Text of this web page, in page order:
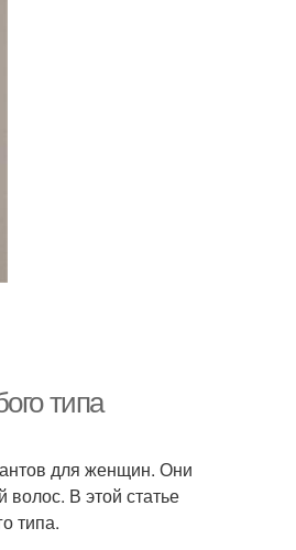
типа
для женщин. Они
волос. В этой статье
типа.